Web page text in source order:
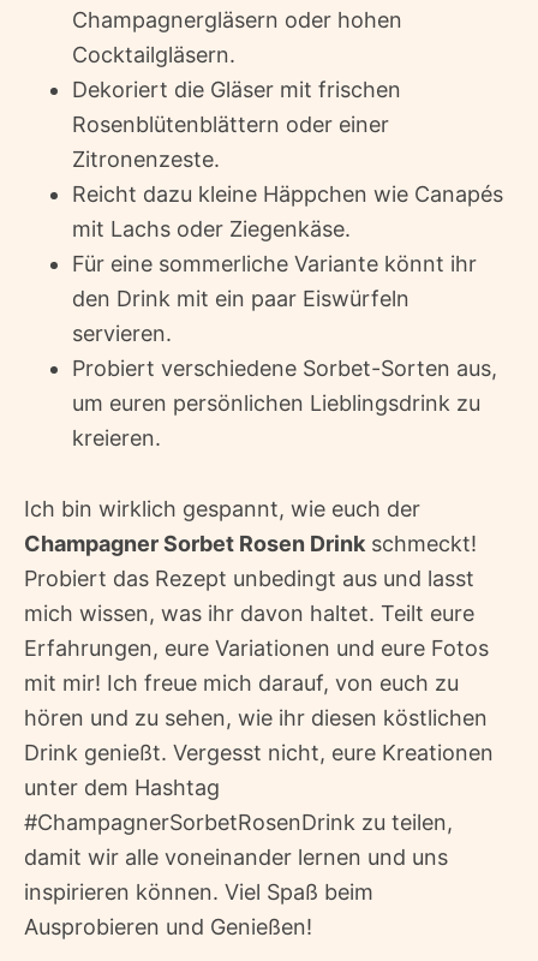
Champagnergläsern oder hohen
Cocktailgläsern.
Dekoriert die Gläser mit frischen
Rosenblütenblättern oder einer
Zitronenzeste.
Reicht dazu kleine Häppchen wie Canapés
mit Lachs oder Ziegenkäse.
Für eine sommerliche Variante könnt ihr
den Drink mit ein paar Eiswürfeln
servieren.
Probiert verschiedene Sorbet-Sorten aus,
um euren persönlichen Lieblingsdrink zu
kreieren.
Ich bin wirklich gespannt, wie euch der
Champagner Sorbet Rosen Drink schmeckt!
Probiert das Rezept unbedingt aus und lasst
mich wissen, was ihr davon haltet. Teilt eure
Erfahrungen, eure Variationen und eure Fotos
mit mir! Ich freue mich darauf, von euch zu
hören und zu sehen, wie ihr diesen köstlichen
Drink genießt. Vergesst nicht, eure Kreationen
unter dem Hashtag
#ChampagnerSorbetRosenDrink zu teilen,
damit wir alle voneinander lernen und uns
inspirieren können. Viel Spaß beim
Ausprobieren und Genießen!